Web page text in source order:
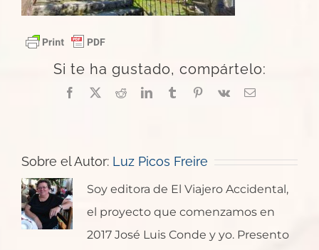
Si te ha gustado, compártelo:
Facebook
X RedditLinkedInTumblrPinterest
Vk
Correo
Sobre el Autor: Luz Picos Freire
Soy editora de El Viajero Accidental,
el proyecto que comenzamos en
2017 José Luis Conde y yo. Presento